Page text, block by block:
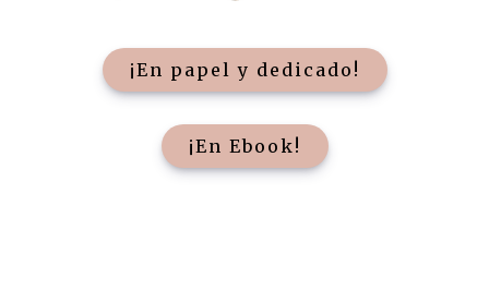
¡En papel y dedicado!
¡En Ebook!